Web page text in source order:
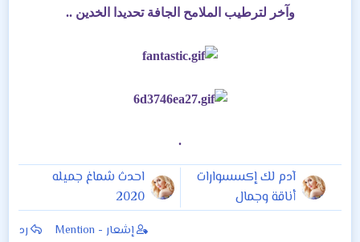
وآخر لترطيب الملامح الجافة تحديدا الخدين ..
.
آدم لك إكسسوارات
أناقة وجمال
احدث شماغ جميله
2020
إشعار - Mention رد